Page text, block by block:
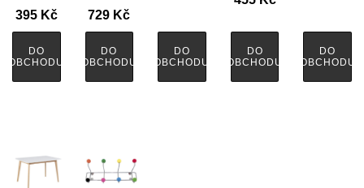
395 Kč
DO
OBCHODU
729 Kč
DO
OBCHODU
DO
OBCHODU
DO
OBCHODU
DO
OBCHODU